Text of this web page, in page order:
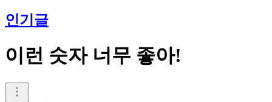
인기글
이런 숫자 너무 좋아!